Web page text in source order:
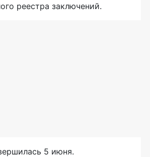
реестра заключений.
5 июня.